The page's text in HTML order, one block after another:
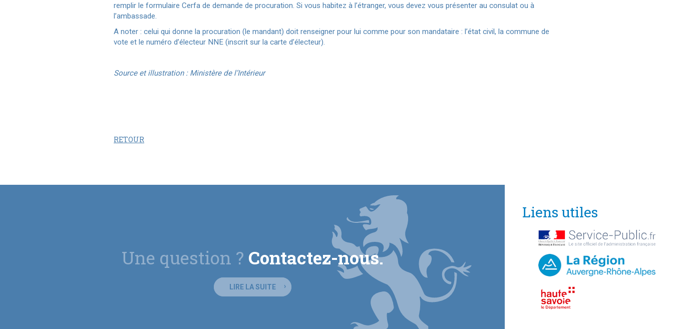
remplir le formulaire Cerfa de demande de procuration. Si vous habitez à l’étranger, vous devez vous présenter au consulat ou à
l’ambassade.
A noter : celui qui donne la procuration (le mandant) doit renseigner pour lui comme pour son mandataire : l’état civil, la commune de
vote et le numéro d’électeur NNE (inscrit sur la carte d’électeur).
Source et illustration : Ministère de l’Intérieur
RETOUR
Une question ? Contactez-nous.
LIRE LA SUITE
Liens utiles